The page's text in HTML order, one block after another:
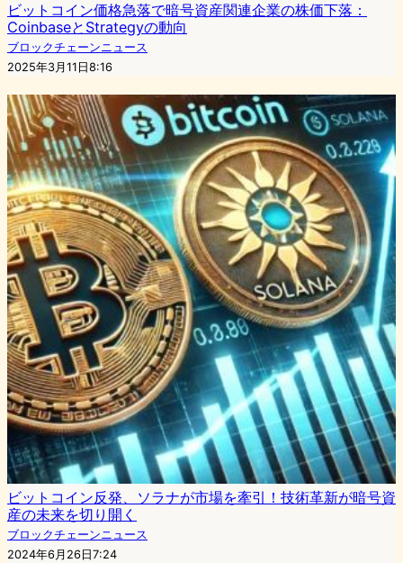
ビットコイン価格急落で暗号資産関連企業の株価下落：
CoinbaseとStrategyの動向
ブロックチェーンニュース
2025年3月11日8:16
ビットコイン反発、ソラナが市場を牽引！技術革新が暗号資
産の未来を切り開く
ブロックチェーンニュース
2024年6月26日7:24